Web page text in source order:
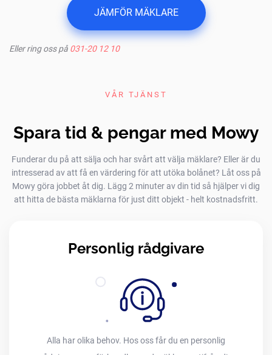
JÄMFÖR MÄKLARE
Eller ring oss på 031-20 12 10
VÅR TJÄNST
Spara tid & pengar med Mowy
Funderar du på att sälja och har svårt att välja mäklare? Eller är du
intresserad av att få en värdering för att utöka bolånet? Låt oss på
Mowy göra jobbet åt dig. Lägg 2 minuter av din tid så hjälper vi dig
att hitta de bästa mäklarna för just ditt objekt - helt kostnadsfritt.
Personlig rådgivare
Alla har olika behov. Hos oss får du en personlig